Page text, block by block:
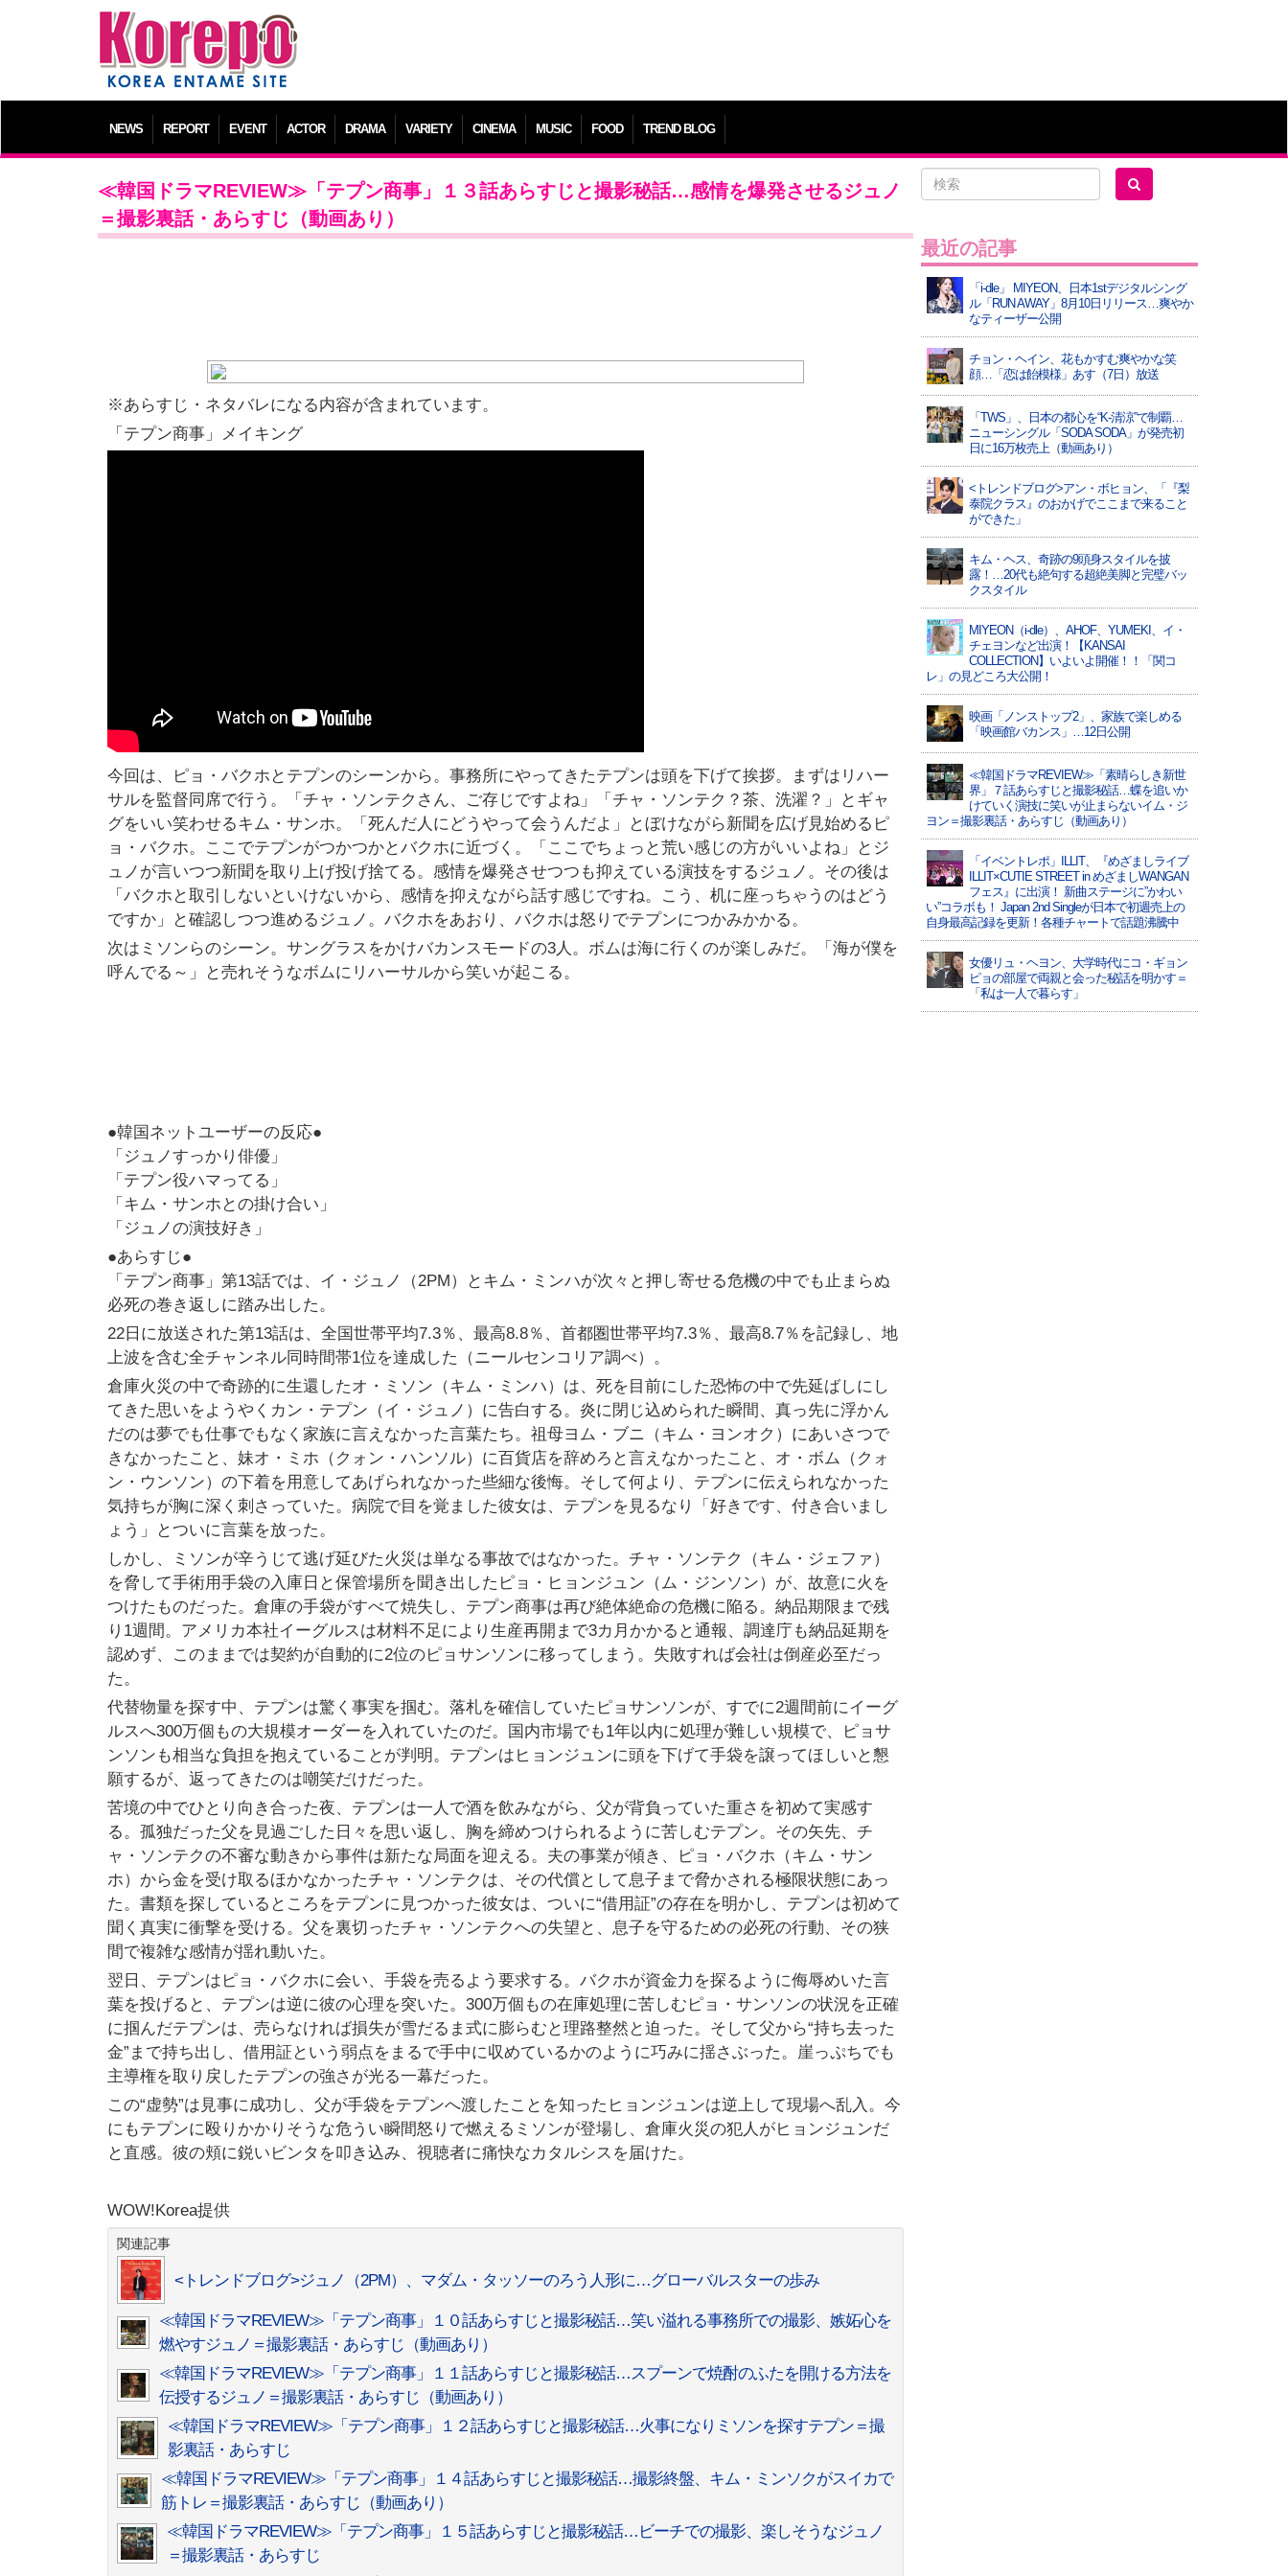
NEWS REPORT EVENT ACTOR DRAMA VARIETY CINEMA MUSIC FOOD TREND BLOG
≪韓国ドラマREVIEW≫「テプン商事」１３話あらすじと撮影秘話…感情を爆発させるジュノ
＝撮影裏話・あらすじ（動画あり）
※あらすじ・ネタバレになる内容が含まれています。
「テプン商事」メイキング
今回は、ピョ・バクホとテプンのシーンから。事務所にやってきたテプンは頭を下げて挨拶。まずはリハー
サルを監督同席で行う。「チャ・ソンテクさん、ご存じですよね」「チャ・ソンテク？茶、洗濯？」とギャ
グをいい笑わせるキム・サンホ。「死んだ人にどうやって会うんだよ」とぼけながら新聞を広げ見始めるピ
ョ・バクホ。ここでテプンがつかつかとバクホに近づく。「ここでちょっと荒い感じの方がいいよね」とジ
ュノが言いつつ新聞を取り上げ投げ捨てる。感情を爆発させつつも抑えている演技をするジュノ。その後は
「バクホと取引しないといけないから、感情を抑えながら話す感じですね。こう、机に座っちゃうのはどう
ですか」と確認しつつ進めるジュノ。バクホをあおり、バクホは怒りでテプンにつかみかかる。
次はミソンらのシーン。サングラスをかけバカンスモードの3人。ボムは海に行くのが楽しみだ。「海が僕を
呼んでる～」と売れそうなボムにリハーサルから笑いが起こる。
●韓国ネットユーザーの反応●
「ジュノすっかり俳優」
「テプン役ハマってる」
「キム・サンホとの掛け合い」
「ジュノの演技好き」
●あらすじ●
「テプン商事」第13話では、イ・ジュノ（2PM）とキム・ミンハが次々と押し寄せる危機の中でも止まらぬ
必死の巻き返しに踏み出した。
22日に放送された第13話は、全国世帯平均7.3％、最高8.8％、首都圏世帯平均7.3％、最高8.7％を記録し、地
上波を含む全チャンネル同時間帯1位を達成した（ニールセンコリア調べ）。
倉庫火災の中で奇跡的に生還したオ・ミソン（キム・ミンハ）は、死を目前にした恐怖の中で先延ばしにし
てきた思いをようやくカン・テプン（イ・ジュノ）に告白する。炎に閉じ込められた瞬間、真っ先に浮かん
だのは夢でも仕事でもなく家族に言えなかった言葉たち。祖母ヨム・ブニ（キム・ヨンオク）にあいさつで
きなかったこと、妹オ・ミホ（クォン・ハンソル）に百貨店を辞めろと言えなかったこと、オ・ボム（クォ
ン・ウンソン）の下着を用意してあげられなかった些細な後悔。そして何より、テプンに伝えられなかった
気持ちが胸に深く刺さっていた。病院で目を覚ました彼女は、テプンを見るなり「好きです、付き合いまし
ょう」とついに言葉を放った。
しかし、ミソンが辛うじて逃げ延びた火災は単なる事故ではなかった。チャ・ソンテク（キム・ジェファ）
を脅して手術用手袋の入庫日と保管場所を聞き出したピョ・ヒョンジュン（ム・ジンソン）が、故意に火を
つけたものだった。倉庫の手袋がすべて焼失し、テプン商事は再び絶体絶命の危機に陥る。納品期限まで残
り1週間。アメリカ本社イーグルスは材料不足により生産再開まで3カ月かかると通報、調達庁も納品延期を
認めず、このままでは契約が自動的に2位のピョサンソンに移ってしまう。失敗すれば会社は倒産必至だっ
た。
代替物量を探す中、テプンは驚く事実を掴む。落札を確信していたピョサンソンが、すでに2週間前にイーグ
ルスへ300万個もの大規模オーダーを入れていたのだ。国内市場でも1年以内に処理が難しい規模で、ピョサ
ンソンも相当な負担を抱えていることが判明。テプンはヒョンジュンに頭を下げて手袋を譲ってほしいと懇
願するが、返ってきたのは嘲笑だけだった。
苦境の中でひとり向き合った夜、テプンは一人で酒を飲みながら、父が背負っていた重さを初めて実感す
る。孤独だった父を見過ごした日々を思い返し、胸を締めつけられるように苦しむテプン。その矢先、チ
ャ・ソンテクの不審な動きから事件は新たな局面を迎える。夫の事業が傾き、ピョ・バクホ（キム・サン
ホ）から金を受け取るほかなかったチャ・ソンテクは、その代償として息子まで脅かされる極限状態にあっ
た。書類を探しているところをテプンに見つかった彼女は、ついに“借用証”の存在を明かし、テプンは初めて
聞く真実に衝撃を受ける。父を裏切ったチャ・ソンテクへの失望と、息子を守るための必死の行動、その狭
間で複雑な感情が揺れ動いた。
翌日、テプンはピョ・バクホに会い、手袋を売るよう要求する。バクホが資金力を探るように侮辱めいた言
葉を投げると、テプンは逆に彼の心理を突いた。300万個もの在庫処理に苦しむピョ・サンソンの状況を正確
に掴んだテプンは、売らなければ損失が雪だるま式に膨らむと理路整然と迫った。そして父から“持ち去った
金”まで持ち出し、借用証という弱点をまるで手中に収めているかのように巧みに揺さぶった。崖っぷちでも
主導権を取り戻したテプンの強さが光る一幕だった。
この“虚勢”は見事に成功し、父が手袋をテプンへ渡したことを知ったヒョンジュンは逆上して現場へ乱入。今
にもテプンに殴りかかりそうな危うい瞬間怒りで燃えるミソンが登場し、倉庫火災の犯人がヒョンジュンだ
と直感。彼の頬に鋭いビンタを叩き込み、視聴者に痛快なカタルシスを届けた。
WOW!Korea提供
関連記事
<トレンドブログ>ジュノ（2PM）、マダム・タッソーのろう人形に…グローバルスターの歩み
≪韓国ドラマREVIEW≫「テプン商事」１０話あらすじと撮影秘話…笑い溢れる事務所での撮影、嫉妬心を
燃やすジュノ＝撮影裏話・あらすじ（動画あり）
≪韓国ドラマREVIEW≫「テプン商事」１１話あらすじと撮影秘話…スプーンで焼酎のふたを開ける方法を
伝授するジュノ＝撮影裏話・あらすじ（動画あり）
≪韓国ドラマREVIEW≫「テプン商事」１２話あらすじと撮影秘話…火事になりミソンを探すテプン＝撮
影裏話・あらすじ
≪韓国ドラマREVIEW≫「テプン商事」１４話あらすじと撮影秘話…撮影終盤、キム・ミンソクがスイカで
筋トレ＝撮影裏話・あらすじ（動画あり）
≪韓国ドラマREVIEW≫「テプン商事」１５話あらすじと撮影秘話…ビーチでの撮影、楽しそうなジュノ
＝撮影裏話・あらすじ
最近の記事
「i-dle」 MIYEON、日本1stデジタルシング
ル「RUN AWAY」8月10日リリース…爽やか
なティーザー公開
チョン・ヘイン、花もかすむ爽やかな笑
顔…「恋は飴模様」あす（7日）放送
「TWS」、日本の都心を“K-清涼”で制覇…
ニューシングル「SODA SODA」が発売初
日に16万枚売上（動画あり）
<トレンドブログ>アン・ボヒョン、「『梨
泰院クラス』のおかげでここまで来ること
ができた」
キム・ヘス、奇跡の9頭身スタイルを披
露！…20代も絶句する超絶美脚と完璧バッ
クスタイル
MIYEON（i-dle）、​AHOF​、YUMEKI、イ・
チェヨンなど出演！【KANSAI
COLLECTION】いよいよ開催！！「関コ
レ」の見どころ大公開！
映画「ノンストップ2」、家族で楽しめる
「映画館バカンス」…12日公開
≪韓国ドラマREVIEW≫「素晴らしき新世
界」７話あらすじと撮影秘話…蝶を追いか
けていく演技に笑いが止まらないイム・ジ
ヨン＝撮影裏話・あらすじ（動画あり）
「イベントレポ」ILLIT、『めざましライブ
ILLIT×CUTIE STREET in めざましWANGAN
フェス』に出演！ 新曲ステージに”かわい
い”コラボも！ Japan 2nd Singleが日本で初週売上の
自身最高記録を更新！各種チャートで話題沸騰中
女優リュ・ヘヨン、大学時代にコ・ギョン
ピョの部屋で両親と会った秘話を明かす＝
「私は一人で暮らす」